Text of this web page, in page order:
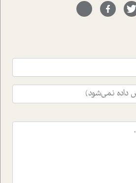
عزیز زاده؛ سفیر صلح و دوستی که
از هفتاد کشور و کاشتن درخت، به نماد
و منابع طبیعی تبدیل گشته
ها در این شماره به دو موضوع
انگیز جین گودال و تاثیرات کاوش های
ها بر زندگی امروزی ما نگاهی
افکنده است.فصل اتاق 333 شما را پای صحبت یک تجربه ی
شخصیت اسکزوئید و مشکلات و نیز
می دهد که در اتاق درمان اتفاق افتاده
استفاده از هوش مصنوعی در حوزه های